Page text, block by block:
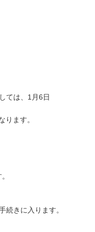
ては、1月6日
ます。
きに入ります。